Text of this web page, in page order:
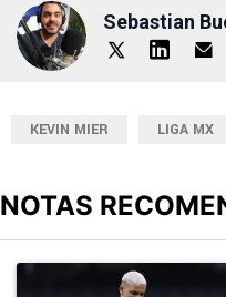
Sebastian
KEVIN MIER LIGA MX
NOTAS
Un artículo de tendencia